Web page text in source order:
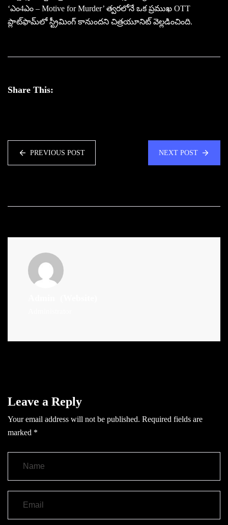
‘ఎం4ఎం – Motive for Murder’ త్వరలోనే ఒక ప్రముఖ OTT
ప్లాట్‌ఫామ్‌లో స్ట్రీమింగ్ కానుందని చిత్రయూనిట్ వెల్లడించింది.
Share This:
PREVIOUS POST NEXT POST
Leave a Reply
Your email address will not be published. Required fields are
marked *